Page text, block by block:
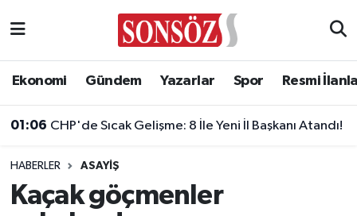
Ekonomi Gündem Yazarlar Spor Resmi
01:06 CHP'de Sıcak Gelişme: 8 İle Yeni İl Başkanı Atandı!
HABERLER ASAYIŞ
Kaçak göçmenler
Asayiş
Biyografi
Ankara Nöbetçi Eczaneler
Ankara Trafik Yoğunluk Haritası